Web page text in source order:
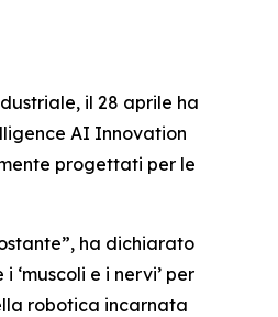
il 28 aprile ha
AI Innovation
progettati per le
ha dichiarato
e i nervi’ per
robotica incarnata